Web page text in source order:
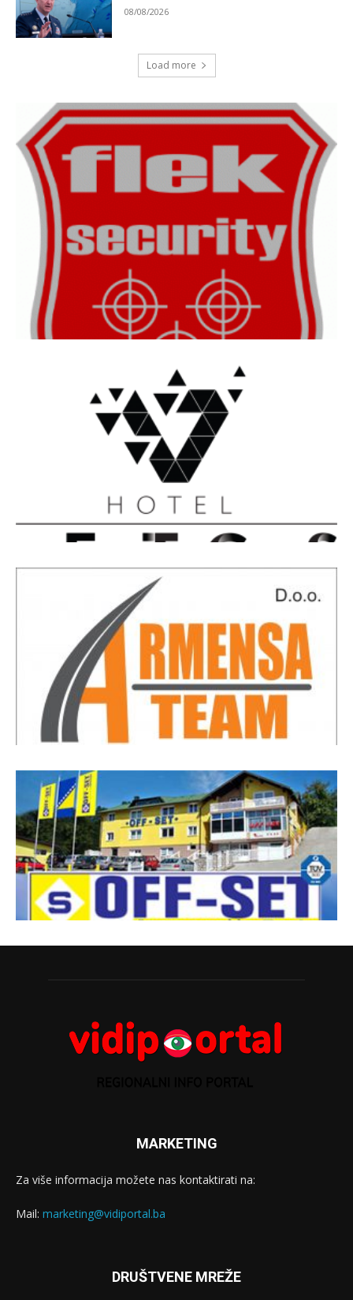
08/08/2026
Load more
MARKETING
Za više informacija možete nas kontaktirati na:
Mail: marketing@vidiportal.ba
DRUŠTVENE MREŽE